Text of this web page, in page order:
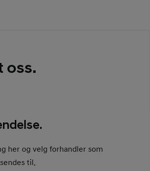
oss.
her og velg forhandler som
til.